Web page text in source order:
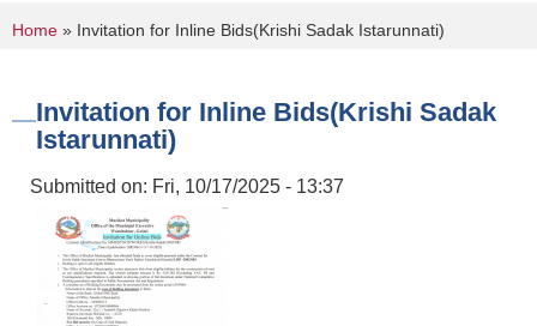
You are here
Home » Invitation for Inline Bids(Krishi Sadak Istarunnati)
Invitation for Inline Bids(Krishi Sadak
Istarunnati)
Submitted on: Fri, 10/17/2025 - 13:37